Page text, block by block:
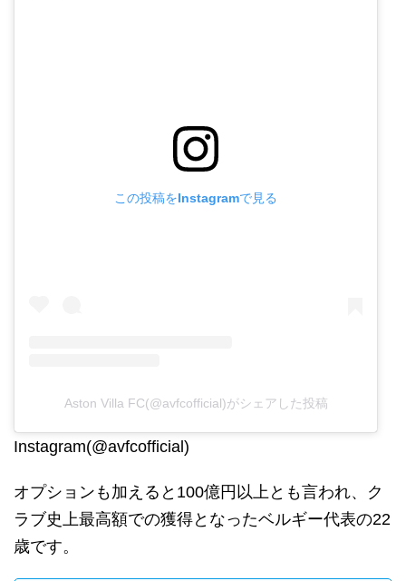
この投稿をInstagramで見る
Aston Villa FC(@avfcofficial)がシェアした投稿
Instagram(@avfcofficial)
オプションも加えると100億円以上とも言われ、ク
ラブ史上最高額での獲得となったベルギー代表の22
歳です。